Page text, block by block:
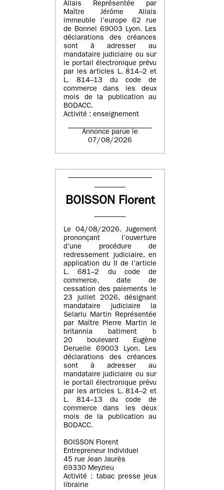
Allais Représentée par
Maître Jérôme Allais
immeuble l’europe 62 rue
de Bonnel 69003 Lyon. Les
déclarations des créances
sont à adresser au
mandataire judiciaire ou sur
le portail électronique prévu
par les articles L. 814–2 et
L. 814–13 du code de
commerce dans les deux
mois de la publication au
BODACC.
Activité : enseignement
Annonce parue le
07/08/2026
BOISSON Florent
Le 04/08/2026. Jugement
prononçant l’ouverture
d’une procédure de
redressement judiciaire, en
application du II de l’article
L. 681–2 du code de
commerce, date de
cessation des paiements le
23 juillet 2026, désignant
mandataire judiciaire la
Selarlu Martin Représentée
par Maître Pierre Martin le
britannia batiment b
20 boulevard Eugène
Deruelle 69003 Lyon. Les
déclarations des créances
sont à adresser au
mandataire judiciaire ou sur
le portail électronique prévu
par les articles L. 814–2 et
L. 814–13 du code de
commerce dans les deux
mois de la publication au
BODACC.
BOISSON Florent
Entrepreneur Individuel
45 rue Jean Jaurès
69330 Meyzieu
Activité : tabac presse jeux
librairie